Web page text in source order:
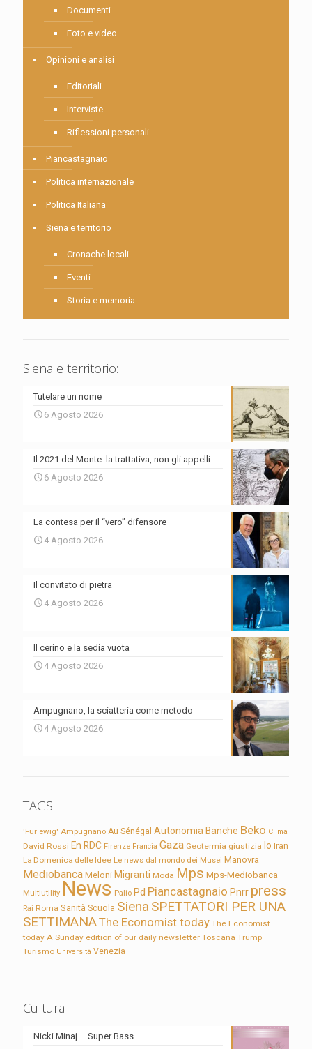
Documenti
Foto e video
Opinioni e analisi
Editoriali
Interviste
Riflessioni personali
Piancastagnaio
Politica internazionale
Politica Italiana
Siena e territorio
Cronache locali
Eventi
Storia e memoria
Siena e territorio:
Tutelare un nome
6 Agosto 2026
Il 2021 del Monte: la trattativa, non gli appelli
6 Agosto 2026
La contesa per il “vero” difensore
4 Agosto 2026
Il convitato di pietra
4 Agosto 2026
Il cerino e la sedia vuota
4 Agosto 2026
Ampugnano, la sciatteria come metodo
4 Agosto 2026
TAGS
'Für ewig' Ampugnano Au Sénégal Autonomia Banche Beko Clima
David Rossi En RDC Firenze Francia Gaza Geotermia giustizia Io Iran
La Domenica delle Idee Le news dal mondo dei Musei Manovra
Mediobanca Meloni Migranti Moda Mps Mps-Mediobanca
Multiutility News Palio Pd Piancastagnaio Pnrr press
Rai Roma Sanità Scuola Siena SPETTATORI PER UNA
SETTIMANAThe Economist today The Economist
today A Sunday edition of our daily newsletter Toscana Trump
Turismo Università Venezia
Cultura
Nicki Minaj – Super Bass